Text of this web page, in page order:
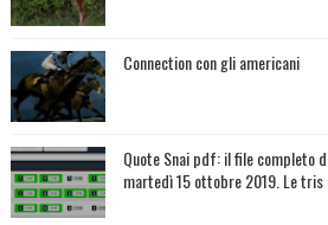
Connection con gli americani
Quote Snai pdf: il file completo
martedì 15 ottobre 2019. Le tris